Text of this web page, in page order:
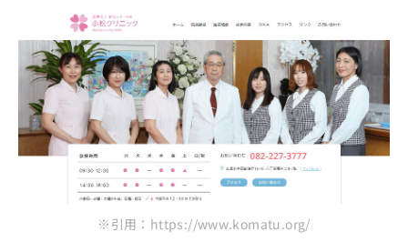
※引用：https://www.komatu.org/